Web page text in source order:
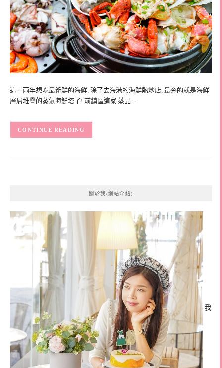
這一兩年想吃最新鮮的海鮮, 除了去海港的海鮮熱炒店, 最夯的就是海鮮
層層堆疊的蒸氣海鮮塔了! 前鎮區這家 蒸品…
CONTINUE READING
關於我(網站介紹)
我